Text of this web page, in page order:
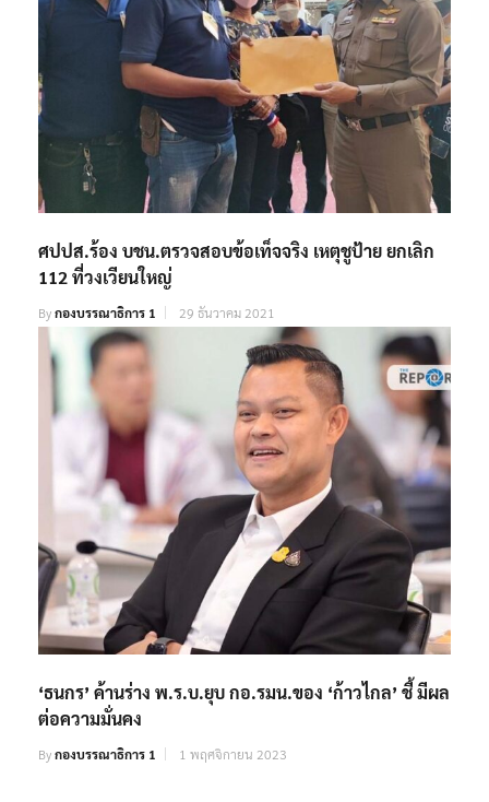
ศปปส.ร้อง บชน.ตรวจสอบข้อเท็จจริง เหตุชูป้าย ยกเลิก
112 ที่วงเวียนใหญ่
Byกองบรรณาธิการ 1 29 ธันวาคม 2021
‘ธนกร’ ค้านร่าง พ.ร.บ.ยุบ กอ.รมน.ของ ‘ก้าวไกล’ ชี้ มีผล
ต่อความมั่นคง
Byกองบรรณาธิการ 1 1 พฤศจิกายน 2023